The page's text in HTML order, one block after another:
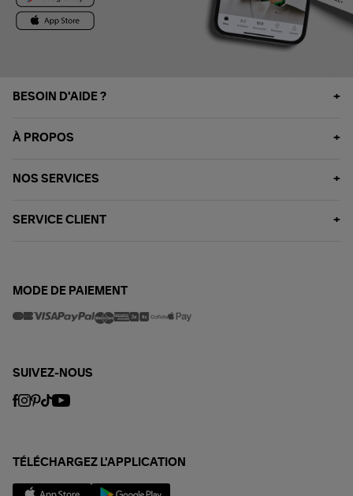
BESOIN D'AIDE ?
À PROPOS
NOS SERVICES
SERVICE CLIENT
MODE DE PAIEMENT
SUIVEZ-NOUS
TÉLÉCHARGEZ L'APPLICATION